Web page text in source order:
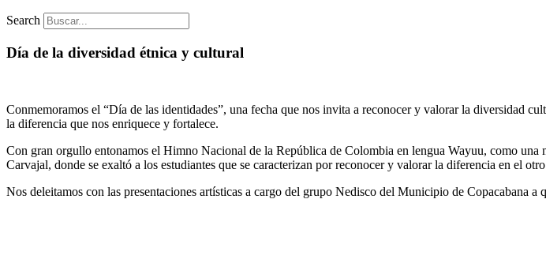
Search
Día de la diversidad étnica y cultural
Conmemoramos el “Día de las identidades”, una fecha que nos invita a reconocer y valorar la diversidad
la diferencia que nos enriquece y fortalece.
Con gran orgullo entonamos el Himno Nacional de la República de Colombia en lengua Wayuu, como una
Carvajal, donde se exaltó a los estudiantes que se caracterizan por reconocer y valorar la diferencia en el
Nos deleitamos con las presentaciones artísticas a cargo del grupo Nedisco del Municipio de Copacabana